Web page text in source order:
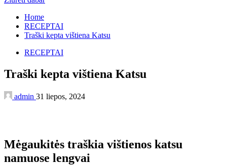
Home
RECEPTAI
Traški kepta vištiena Katsu
RECEPTAI
Traški kepta vištiena Katsu
admin 31 liepos, 2024
Mėgaukitės traškia vištienos katsu
namuose lengvai